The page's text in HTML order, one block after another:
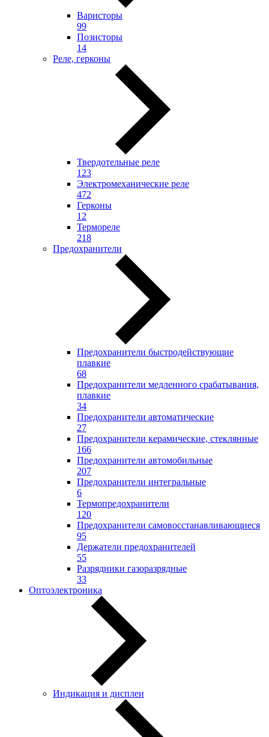
Варисторы
99
Позисторы
14
Реле, герконы
Твердотельные реле
123
Электромеханические реле
472
Герконы
12
Термореле
218
Предохранители
Предохранители быстродействующие
плавкие
68
Предохранители медленного срабатывания,
плавкие
34
Предохранители автоматические
27
Предохранители керамические, стеклянные
166
Предохранители автомобильные
207
Предохранители интегральные
6
Термопредохранители
120
Предохранители самовосстанавливающиеся
95
Держатели предохранителей
55
Разрядники газоразрядные
33
Оптоэлектроника
Индикация и дисплеи